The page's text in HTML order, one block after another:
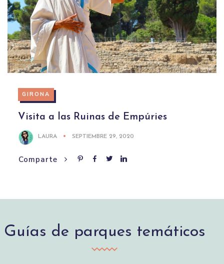
GIRONA
Visita a las Ruinas de Empúries
LAURA SEPTIEMBRE 29, 2020
Comparte
Guías de parques temáticos